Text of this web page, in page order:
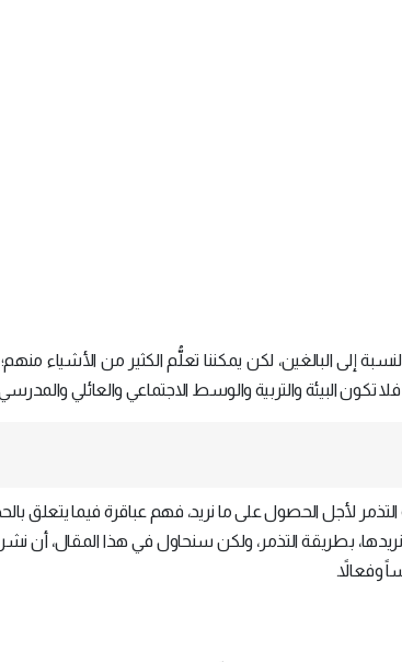
إلى البالغين، لكن يمكننا تعلُّم الكثير من الأشياء
فلا تكون البيئة والتربية والوسط الاجتماعي والعائلي
التذمر لأجل الحصول على ما نريد، فهم عباقرة فيما يتعلق
نريدها، بطريقة التذمر، ولكن سنحاول في هذا المقال، أن
وفعالاً.